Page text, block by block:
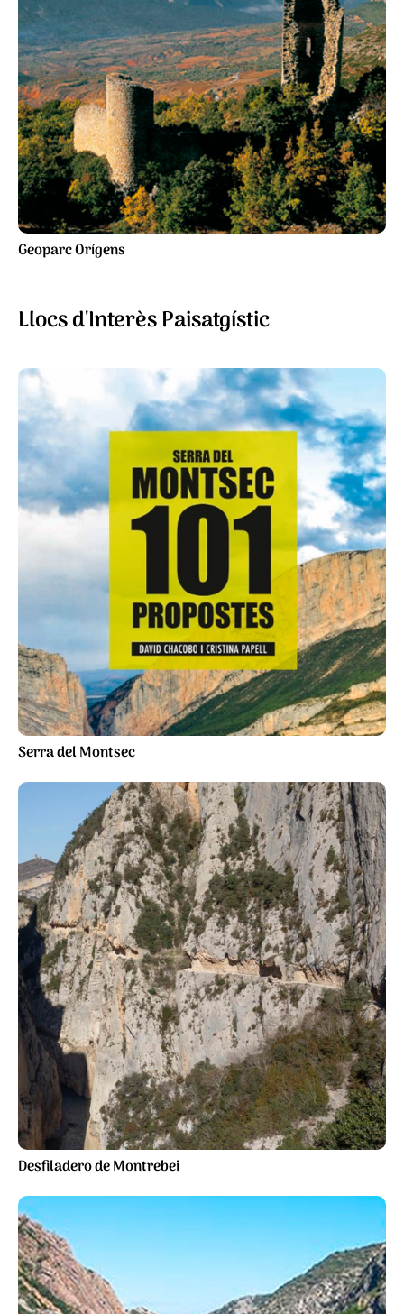
Geoparc Orígens
Llocs d'Interès Paisatgístic
Serra del Montsec
Desfiladero de Montrebei